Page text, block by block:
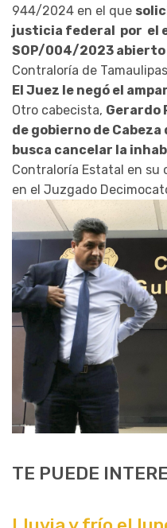
944/2024 en el que
justicia federal por el
SOP/004/2023 abierto
Contraloría de
El Juez le negó el
Otro cabecista, Gerardo
de gobierno de
busca cancelar la
Contraloría Estatal en
en el Juzgado
TE PUEDE